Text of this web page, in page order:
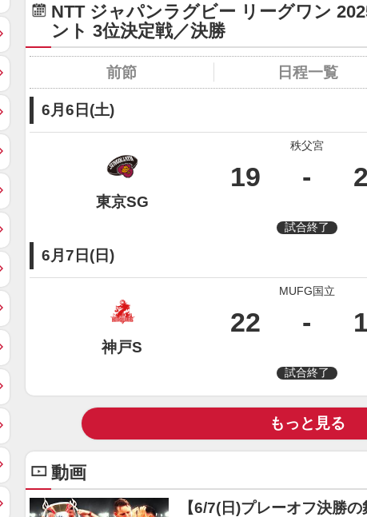
NTT ジャパンラグビー リーグワン
ント 3位決定戦／決勝
前節 日程一覧
6月6日(土)
秩父宮
19 -
東京SG
試合終了
6月7日(日)
MUFG国立
22 -
神戸S
試合終了
もっと見る
動画
【6/7(日)プレーオフ決勝